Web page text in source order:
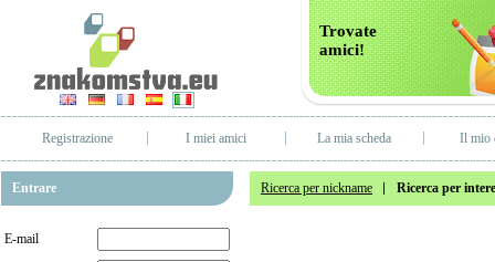
Trovate
amici!
Registrazione I miei amici La mia scheda Il mio
Entrare
E-mail
Ricerca per nickname Ricerca per